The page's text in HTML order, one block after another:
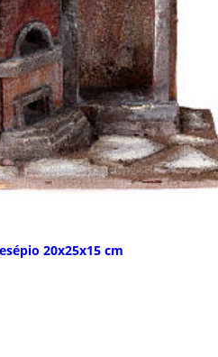
20x25x15 cm